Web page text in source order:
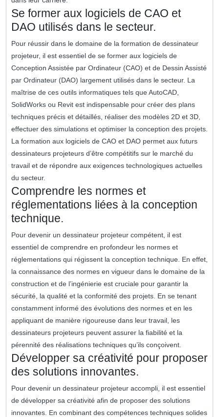
Se former aux logiciels de CAO et
DAO utilisés dans le secteur.
Pour réussir dans le domaine de la formation de dessinateur
projeteur, il est essentiel de se former aux logiciels de
Conception Assistée par Ordinateur (CAO) et de Dessin Assisté
par Ordinateur (DAO) largement utilisés dans le secteur. La
maîtrise de ces outils informatiques tels que AutoCAD,
SolidWorks ou Revit est indispensable pour créer des plans
techniques précis et détaillés, réaliser des modèles 2D et 3D,
effectuer des simulations et optimiser la conception des projets.
La formation aux logiciels de CAO et DAO permet aux futurs
dessinateurs projeteurs d’être compétitifs sur le marché du
travail et de répondre aux exigences technologiques actuelles
du secteur.
Comprendre les normes et
réglementations liées à la conception
technique.
Pour devenir un dessinateur projeteur compétent, il est
essentiel de comprendre en profondeur les normes et
réglementations qui régissent la conception technique. En effet,
la connaissance des normes en vigueur dans le domaine de la
construction et de l’ingénierie est cruciale pour garantir la
sécurité, la qualité et la conformité des projets. En se tenant
constamment informé des évolutions des normes et en les
appliquant de manière rigoureuse dans leur travail, les
dessinateurs projeteurs peuvent assurer la fiabilité et la
pérennité des réalisations techniques qu’ils conçoivent.
Développer sa créativité pour proposer
des solutions innovantes.
Pour devenir un dessinateur projeteur accompli, il est essentiel
de développer sa créativité afin de proposer des solutions
innovantes. En combinant des compétences techniques solides